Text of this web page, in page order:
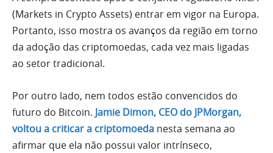
(Markets in Crypto Assets) entrar em vigor na Europa.
Portanto, isso mostra os avanços da região em torno
da adoção das criptomoedas, cada vez mais ligadas
ao setor tradicional.
Por outro lado, nem todos estão convencidos do
futuro do Bitcoin. Jamie Dimon, CEO do JPMorgan,
voltou a criticar a criptomoeda nesta semana ao
afirmar que ela não possui valor intrínseco,